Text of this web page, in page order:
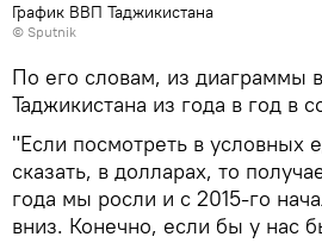
График ВВП Таджикистана
© Sputnik
По его словам, из диаграммы
Таджикистана из года в год в
"Если посмотреть в условных
сказать, в долларах, то
года мы росли и с 2015-го
вниз. Конечно, если бы у нас